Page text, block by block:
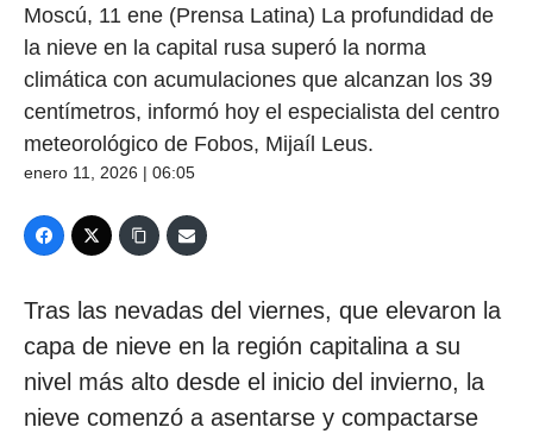
Moscú, 11 ene (Prensa Latina) La profundidad de
la nieve en la capital rusa superó la norma
climática con acumulaciones que alcanzan los 39
centímetros, informó hoy el especialista del centro
meteorológico de Fobos, Mijaíl Leus.
enero 11, 2026 | 06:05
Tras las nevadas del viernes, que elevaron la
capa de nieve en la región capitalina a su
nivel más alto desde el inicio del invierno, la
nieve comenzó a asentarse y compactarse